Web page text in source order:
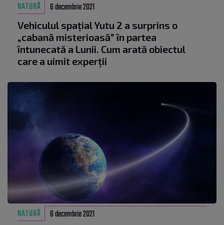
NATURĂ 6 decembrie 2021
Vehiculul spațial Yutu 2 a surprins o
„cabană misterioasă” în partea
întunecată a Lunii. Cum arată obiectul
care a uimit experții
NATURĂ 6 decembrie 2021